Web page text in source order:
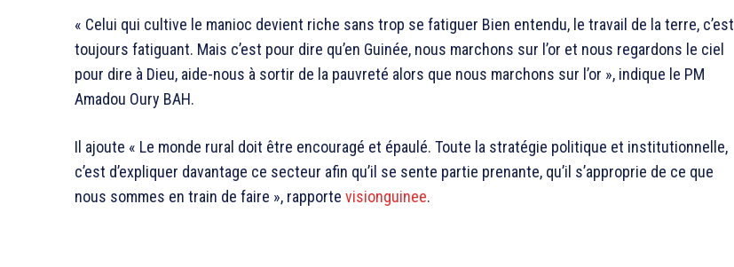
« Celui qui cultive le manioc devient riche sans trop se fatiguer Bien entendu, le travail de la terre, c’est
toujours fatiguant. Mais c’est pour dire qu’en Guinée, nous marchons sur l’or et nous regardons le ciel
pour dire à Dieu, aide-nous à sortir de la pauvreté alors que nous marchons sur l’or », indique le PM
Amadou Oury BAH.
Il ajoute « Le monde rural doit être encouragé et épaulé. Toute la stratégie politique et institutionnelle,
c’est d’expliquer davantage ce secteur afin qu’il se sente partie prenante, qu’il s’approprie de ce que
nous sommes en train de faire », rapporte visionguinee.